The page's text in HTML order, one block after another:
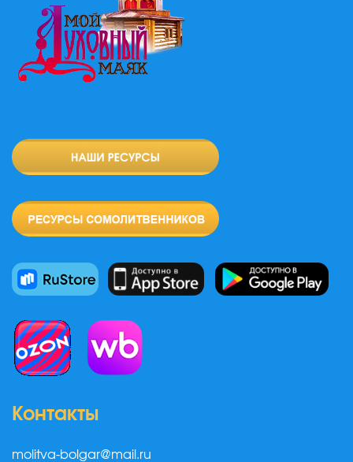
Контакты
molitva-bolgar@mail.ru